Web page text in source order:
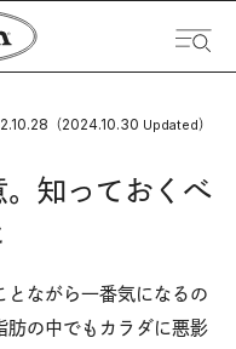
（2024.10.30 Updated）
。知っておくべ
ながら一番気になるの
肪の中でもカラダに悪影